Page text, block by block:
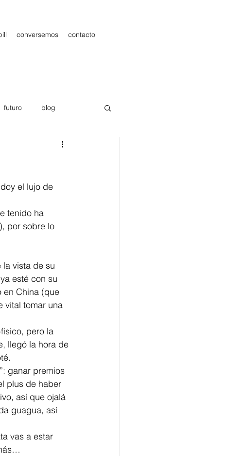
conversemos contacto
futuro blog
Publicidad
el lujo de
tenido ha
por sobre lo
la vista de su
esté con su
en China (que
vital tomar una
pero la
llegó la hora de
ganar premios
plus de haber
así que ojalá
guagua, así
vas a estar